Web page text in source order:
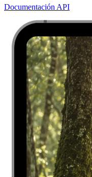
Documentación API